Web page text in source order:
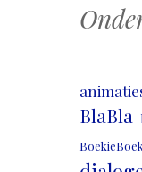
BlaBla